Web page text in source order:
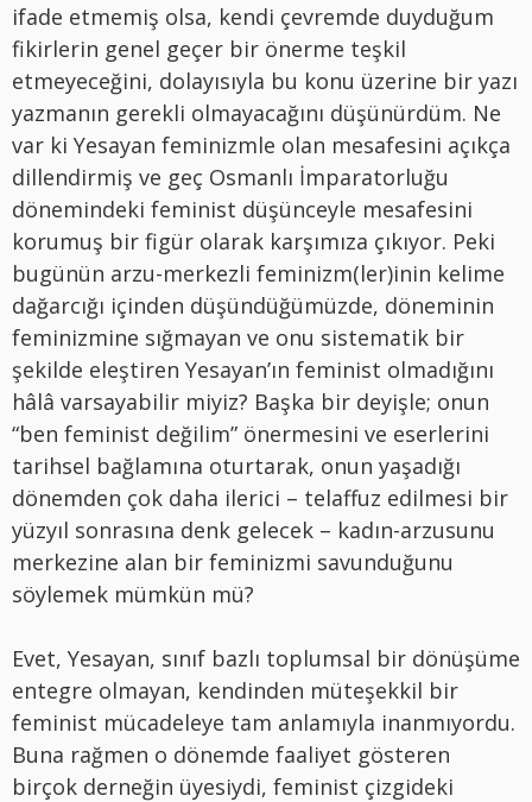
ifade etmemiş olsa, kendi çevremde duyduğum
fikirlerin genel geçer bir önerme teşkil
etmeyeceğini, dolayısıyla bu konu üzerine bir yazı
yazmanın gerekli olmayacağını düşünürdüm. Ne
var ki Yesayan feminizmle olan mesafesini açıkça
dillendirmiş ve geç Osmanlı İmparatorluğu
dönemindeki feminist düşünceyle mesafesini
korumuş bir figür olarak karşımıza çıkıyor. Peki
bugünün arzu-merkezli feminizm(ler)inin kelime
dağarcığı içinden düşündüğümüzde, döneminin
feminizmine sığmayan ve onu sistematik bir
şekilde eleştiren Yesayan’ın feminist olmadığını
hâlâ varsayabilir miyiz? Başka bir deyişle; onun
“ben feminist değilim” önermesini ve eserlerini
tarihsel bağlamına oturtarak, onun yaşadığı
dönemden çok daha ilerici – telaffuz edilmesi bir
yüzyıl sonrasına denk gelecek – kadın-arzusunu
merkezine alan bir feminizmi savunduğunu
söylemek mümkün mü?
Evet, Yesayan, sınıf bazlı toplumsal bir dönüşüme
entegre olmayan, kendinden müteşekkil bir
feminist mücadeleye tam anlamıyla inanmıyordu.
Buna rağmen o dönemde faaliyet gösteren
birçok derneğin üyesiydi, feminist çizgideki